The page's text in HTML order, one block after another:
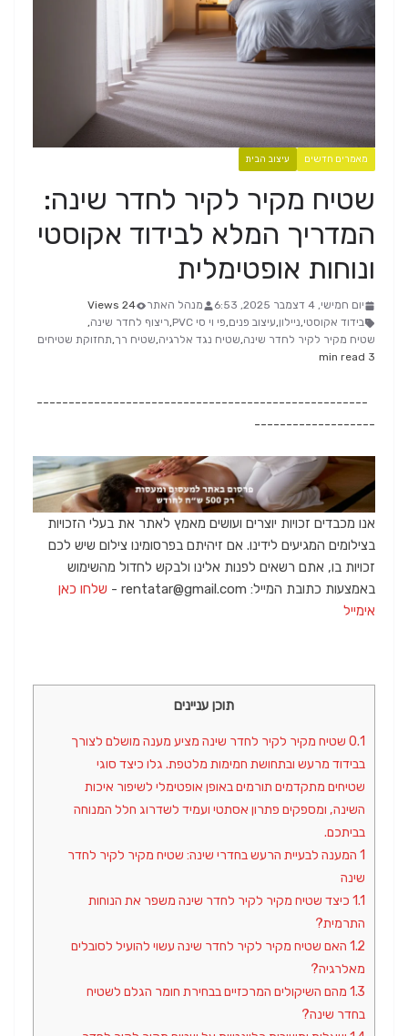
מאמרים חדשים עיצוב הבית
שטיח מקיר לקיר לחדר שינה:
המדריך המלא לבידוד אקוסטי
ונוחות אופטימלית
יום חמישי, 4 דצמבר 2025, 6:53 מנהל האתר
24 Views
בידוד אקוסטי,ניילון,עיצוב פנים,פי וי סי PVC ,ריצוף לחדר שינה,
שטיח מקיר לקיר לחדר שינה,שטיח נגד אלרגיה,שטיח רך,תחזוקת שטיחים
3 min read
----------------------------------------------------
-------------------
אנו מכבדים זכויות יוצרים ועושים מאמץ לאתר את בעלי הזכויות
בצילומים המגיעים לידינו. אם זיהיתם בפרסומינו צילום שיש לכם
זכויות בו, אתם רשאים לפנות אלינו ולבקש לחדול מהשימוש
באמצעות כתובת המייל: rentatar@gmail.com -
שלחו כאן
אימייל
תוכן עניינים
0.1 שטיח מקיר לקיר לחדר שינה מציע מענה מושלם לצורך
בבידוד מרעש ובתחושת חמימות מלטפת. גלו כיצד סוגי
שטיחים מתקדמים תורמים באופן אופטימלי לשיפור איכות
השינה, ומספקים פתרון אסתטי ועמיד לשדרוג חלל המנוחה
בביתכם.
1 המענה לבעיית הרעש בחדרי שינה: שטיח מקיר לקיר לחדר
שינה
1.1 כיצד שטיח מקיר לקיר לחדר שינה משפר את הנוחות
התרמית?
1.2 האם שטיח מקיר לקיר לחדר שינה עשוי להועיל לסובלים
מאלרגיה?
1.3 מהם השיקולים המרכזיים בבחירת חומר הגלם לשטיח
בחדר שינה?